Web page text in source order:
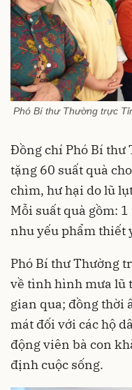
Phó Bí thư Thường trực
Đồng chí Phó Bí thư
tặng 60 suất quà
chìm, hư hại do lũ
Mỗi suất quà gồm:
nhu yếu phẩm thiết
Phó Bí thư Thường
về tình hình mưa lũ
gian qua; đồng thời
mát đối với các hộ
động viên bà con
định cuộc sống.